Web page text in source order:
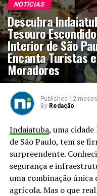
NOTÍCIAS
Descubra
Tesouro
Interior de São
Encanta Turistas e
Moradores
Published 12
By Redação
Indaiatuba, uma
de São Paulo, tem se
surpreendente.
segurança e
uma combinação
agrícola. Mas o que